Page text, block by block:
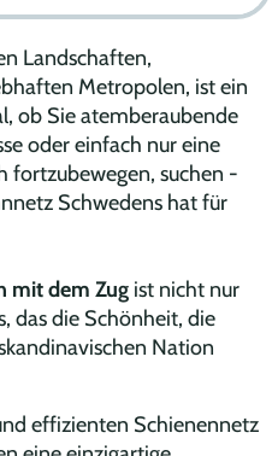
Landschaften,
Metropolen, ist ein
ob Sie atemberaubende
oder einfach nur eine
fortzubewegen, suchen -
Schwedens hat für
mit dem Zug ist nicht nur
das die Schönheit, die
Nation
effizienten Schienennetz